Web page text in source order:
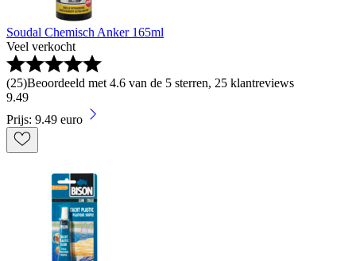
Soudal Chemisch Anker 165ml
Veel verkocht
(25)Beoordeeld met 4.6 van de 5 sterren, 25 klantreviews
9.49
Prijs: 9.49 euro